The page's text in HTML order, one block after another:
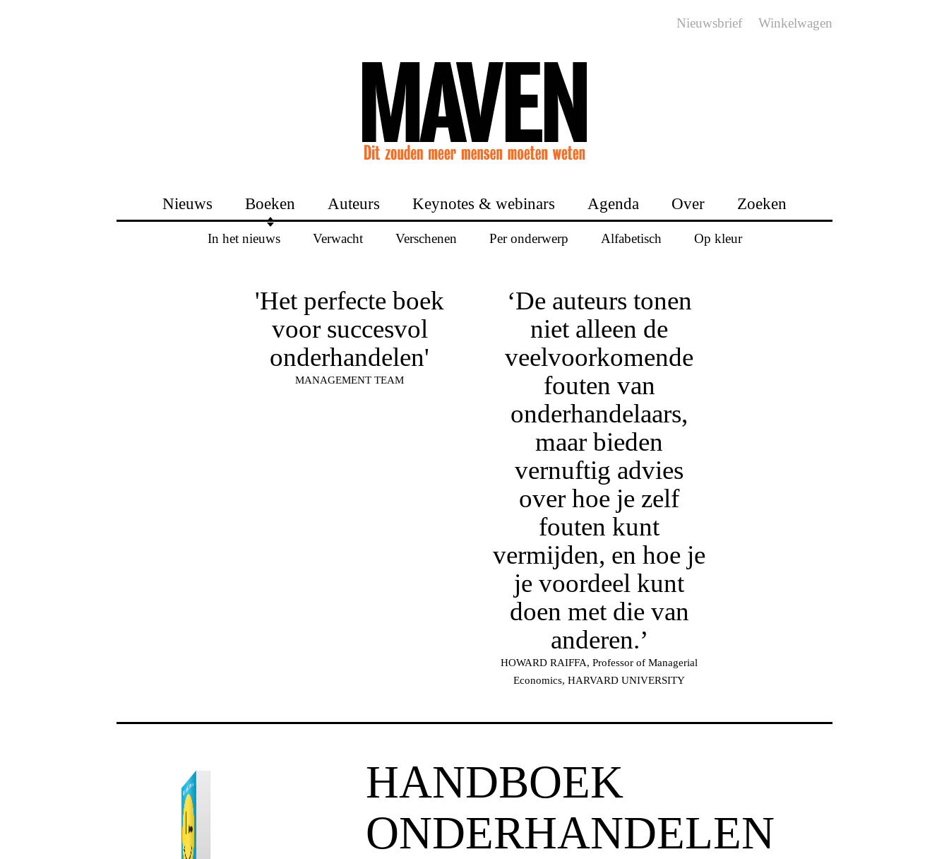
Nieuwsbrief Winkelwagen
Nieuws Boeken
In het nieuws Verwacht Verschenen Per onderwerp Alfabetisch Op kleur
Auteurs Keynotes & webinars Agenda Over Zoeken
'Het perfecte boek
voor succesvol
onderhandelen'
MANAGEMENT TEAM
‘De auteurs tonen
niet alleen de
veelvoorkomende
fouten van
onderhandelaars,
maar bieden
vernuftig advies
over hoe je zelf
fouten kunt
vermijden, en hoe je
je voordeel kunt
doen met die van
anderen.’
HOWARD RAIFFA, Professor of Managerial
Economics, HARVARD UNIVERSITY
HANDBOEK
ONDERHANDELEN